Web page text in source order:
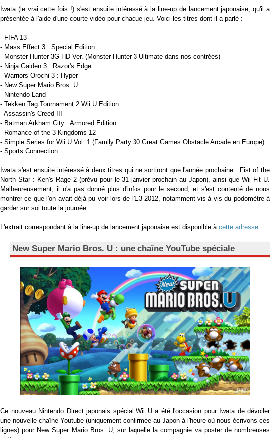
Iwata (le vrai cette fois !) s'est ensuite intéressé à la line-up de lancement japonaise, qu'il a
présentée à l'aide d'une courte vidéo pour chaque jeu. Voici les titres dont il a parlé :
- FIFA 13
- Mass Effect 3 : Special Edition
- Monster Hunter 3G HD Ver. (Monster Hunter 3 Ultimate dans nos contrées)
- Ninja Gaiden 3 : Razor's Edge
- Warriors Orochi 3 : Hyper
- New Super Mario Bros. U
- Nintendo Land
- Tekken Tag Tournament 2 Wii U Edition
- Assassin's Creed III
- Batman Arkham City : Armored Edition
- Romance of the 3 Kingdoms 12
- Simple Series for Wii U Vol. 1 (Family Party 30 Great Games Obstacle Arcade en Europe)
- Sports Connection
Iwata s'est ensuite intéressé à deux titres qui ne sortiront que l'année prochaine : Fist of the
North Star : Ken's Rage 2 (prévu pour le 31 janvier prochain au Japon), ainsi que Wii Fit U.
Malheureusement, il n'a pas donné plus d'infos pour le second, et s'est contenté de nous
montrer ce que l'on avait déjà pu voir lors de l'E3 2012, notamment vis à vis du podomètre à
garder sur soi toute la journée.
L'extrait correspondant à la line-up de lancement japonaise est disponible à cette adresse.
New Super Mario Bros. U : une chaîne YouTube spéciale
Ce nouveau Nintendo Direct japonais spécial Wii U a été l'occasion pour Iwata de dévoiler
une nouvelle chaîne Youtube (uniquement confirmée au Japon à l'heure où nous écrivons ces
lignes) pour New Super Mario Bros. U, sur laquelle la compagnie va poster de nombreuses